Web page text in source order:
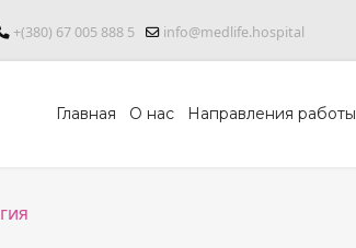
+(380) 67 005 888 5 info@medlife.hospital
Главная О нас Направления работы